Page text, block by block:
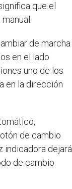
que el
de marcha
en el lado
uno de los
en la dirección
de cambio
indicadora dejará
de cambio